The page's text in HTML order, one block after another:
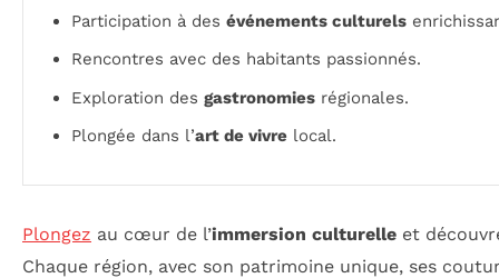
Participation à des événements culturels
Rencontres avec des habitants passionnés.
Exploration des gastronomies régionales.
Plongée dans l’art de vivre local.
Plongez au cœur de l’immersion culturelle et
Chaque région, avec son patrimoine unique, ses